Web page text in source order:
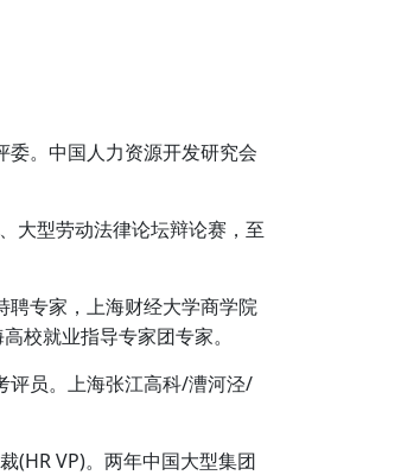
。中国人力资源开发研究会
大型劳动法律论坛辩论赛，至
聘专家，上海财经大学商学院
校就业指导专家团专家。
评员。上海张江高科/漕河泾/
(HR VP)。两年中国大型集团